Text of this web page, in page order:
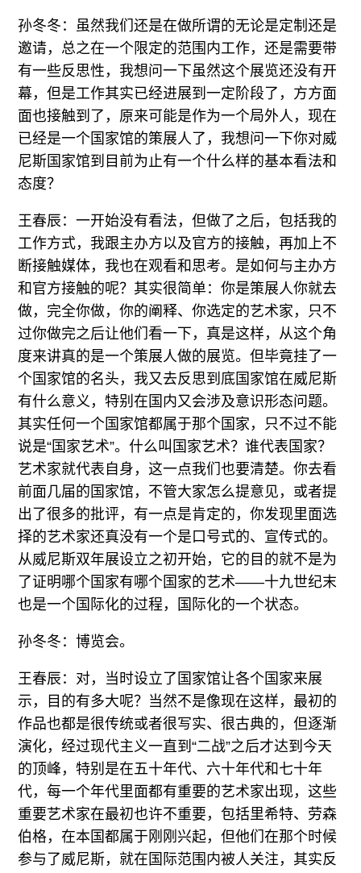
孙冬冬：虽然我们还是在做所谓的无论是定制还是
邀请，总之在一个限定的范围内工作，还是需要带
有一些反思性，我想问一下虽然这个展览还没有开
幕，但是工作其实已经进展到一定阶段了，方方面
面也接触到了，原来可能是作为一个局外人，现在
已经是一个国家馆的策展人了，我想问一下你对威
尼斯国家馆到目前为止有一个什么样的基本看法和
态度？
王春辰：一开始没有看法，但做了之后，包括我的
工作方式，我跟主办方以及官方的接触，再加上不
断接触媒体，我也在观看和思考。是如何与主办方
和官方接触的呢？其实很简单：你是策展人你就去
做，完全你做，你的阐释、你选定的艺术家，只不
过你做完之后让他们看一下，真是这样，从这个角
度来讲真的是一个策展人做的展览。但毕竟挂了一
个国家馆的名头，我又去反思到底国家馆在威尼斯
有什么意义，特别在国内又会涉及意识形态问题。
其实任何一个国家馆都属于那个国家，只不过不能
说是“国家艺术”。什么叫国家艺术？谁代表国家？
艺术家就代表自身，这一点我们也要清楚。你去看
前面几届的国家馆，不管大家怎么提意见，或者提
出了很多的批评，有一点是肯定的，你发现里面选
择的艺术家还真没有一个是口号式的、宣传式的。
从威尼斯双年展设立之初开始，它的目的就不是为
了证明哪个国家有哪个国家的艺术——十九世纪末
也是一个国际化的过程，国际化的一个状态。
孙冬冬：博览会。
王春辰：对，当时设立了国家馆让各个国家来展
示，目的有多大呢？当然不是像现在这样，最初的
作品也都是很传统或者很写实、很古典的，但逐渐
演化，经过现代主义一直到“二战”之后才达到今天
的顶峰，特别是在五十年代、六十年代和七十年
代，每一个年代里面都有重要的艺术家出现，这些
重要艺术家在最初也许不重要，包括里希特、劳森
伯格，在本国都属于刚刚兴起，但他们在那个时候
参与了威尼斯，就在国际范围内被人关注，其实反